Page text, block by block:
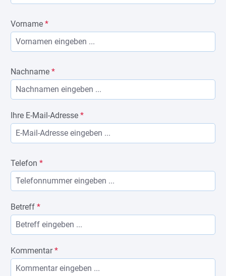
Vorname *
Nachname *
Ihre E-Mail-Adresse *
Telefon *
Betreff *
Kommentar*